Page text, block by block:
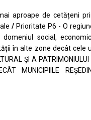
aproape de cetățeni
/ Prioritate P6 - O
social,
în alte zone decât cele
ȘI A
MUNICIPIILE